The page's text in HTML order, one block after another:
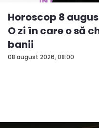
08 august 2026, 08:00
Horoscop 8
O zi în care o să
banii